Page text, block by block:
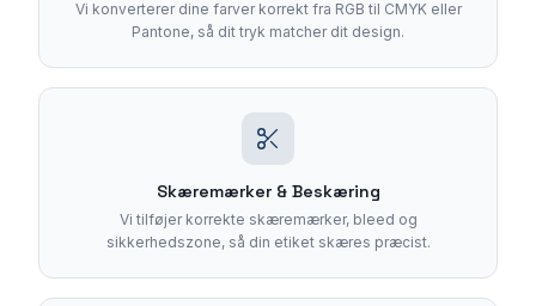
Vi konverterer dine farver korrekt fra RGB til CMYK eller
Pantone, så dit tryk matcher dit design.
Skæremærker & Beskæring
Vi tilføjer korrekte skæremærker, bleed og
sikkerhedszone, så din etiket skæres præcist.